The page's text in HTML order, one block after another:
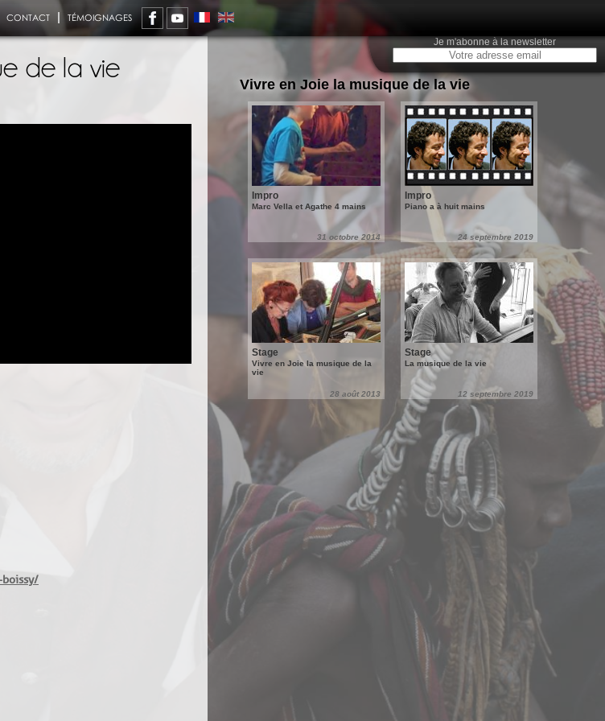
de la vie
Vivre en Joie la musique de la vie
Impro
Marc Vella et Agathe 4 mains
31 octobre 2014
Impro
Piano a à huit mains
24 septembre 2019
Stage
Vivre en Joie la musique de la
vie
28 août 2013
Stage
La musique de la vie
12 septembre 2019
CONTACT TÉMOIGNAGES
Je m'abonne à la newsletter